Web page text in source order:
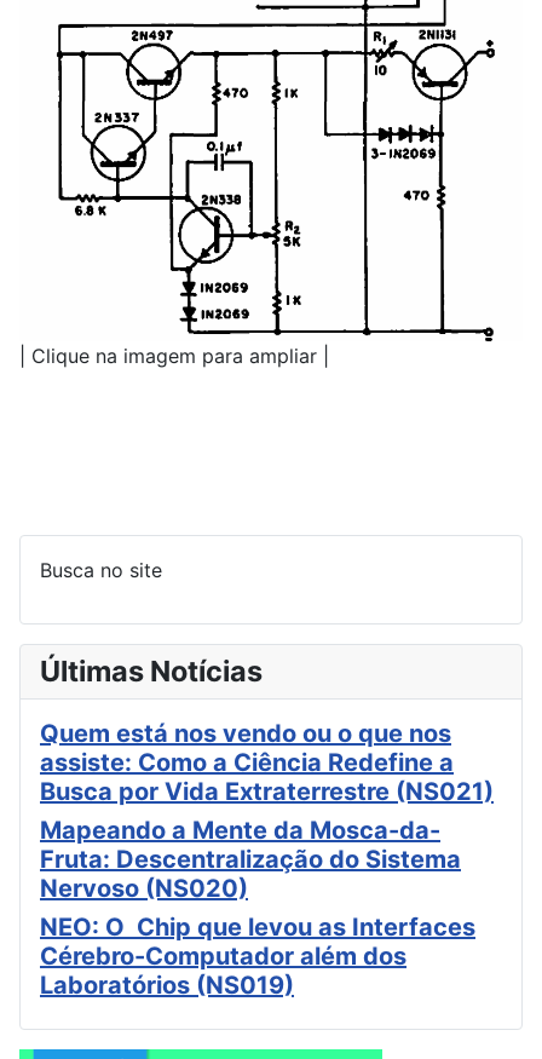
| Clique na imagem para ampliar |
Busca no site
Últimas Notícias
Quem está nos vendo ou o que nos
assiste: Como a Ciência Redefine a
Busca por Vida Extraterrestre (NS021)
Mapeando a Mente da Mosca-da-
Fruta: Descentralização do Sistema
Nervoso (NS020)
NEO: O Chip que levou as Interfaces
Cérebro-Computador além dos
Laboratórios (NS019)